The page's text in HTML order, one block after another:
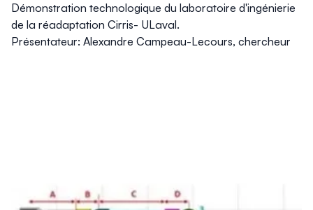
Démonstration technologique du laboratoire d'ingénierie
de la réadaptation Cirris- ULaval.
Présentateur: Alexandre Campeau-Lecours, chercheur